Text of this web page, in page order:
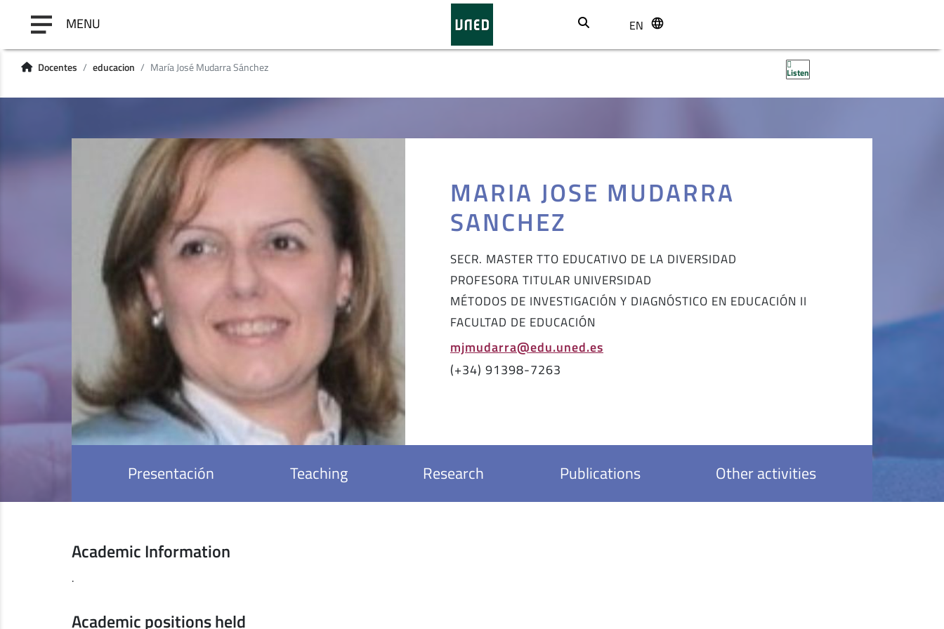
MENU BuscarEN
Docentes educacion María José Mudarra Sánchez Listen
Presentación Teaching Research Publications Other activities
MARIA JOSE MUDARRA
SANCHEZ
SECR. MASTER TTO EDUCATIVO DE LA DIVERSIDAD
PROFESORA TITULAR UNIVERSIDAD
MÉTODOS DE INVESTIGACIÓN Y DIAGNÓSTICO EN EDUCACIÓN II
FACULTAD DE EDUCACIÓN
mjmudarra@edu.uned.es
(+34) 91398-7263
Academic Information
.
Academic positions held